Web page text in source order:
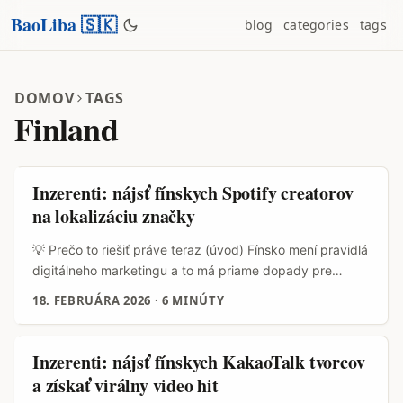
BaoLiba 🇸🇰 blog categories tags
DOMOV TAGS
Finland
Inzerenti: nájsť fínskych Spotify creatorov
na lokalizáciu značky
💡 Prečo to riešiť práve teraz (úvod) Fínsko mení pravidlá
digitálneho marketingu a to má priame dopady pre
každého inzerenta, čo plánuje lokalizovať značku cez
decembra 2025 upozornil, že pri vstupe do regulovaného
trhu (aktuálne nastavené zmeny s účinnosťou v 2027)
dochádza k výraznému obmedzeniu využívania
externých influencerov pri hazardnom marketingu — a to
18. FEBRUÁRA 2026 ·6 MINÚTY
Inzerenti: nájsť fínskych KakaoTalk tvorcov
a získať virálny video hit